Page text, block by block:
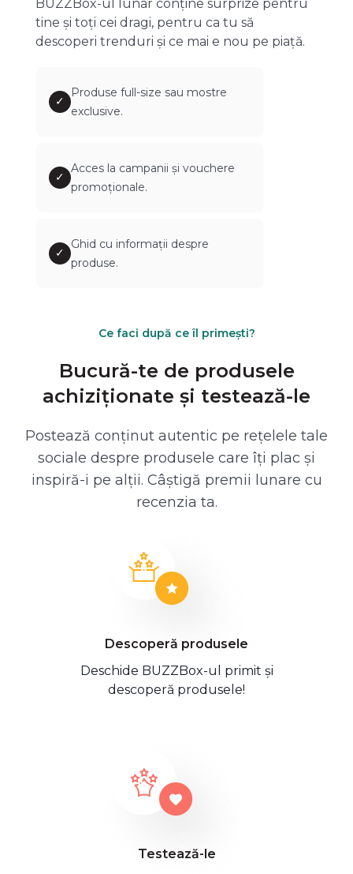
BUZZBox-ul lunar conține surprize pentru
tine și toți cei dragi, pentru ca tu să
descoperi trenduri și ce mai e nou pe piață.
✓
Produse full-size sau mostre
exclusive.
✓
Acces la campanii și vouchere
promoționale.
✓
Ghid cu informații despre
produse.
Ce faci după ce îl primești?
Bucură-te de produsele
achiziționate și testează-le
Postează conținut autentic pe rețelele tale
sociale despre produsele care îți plac și
inspiră-i pe alții. Câștigă premii lunare cu
recenzia ta.
Descoperă produsele
Deschide BUZZBox-ul primit și
descoperă produsele!
Testează-le